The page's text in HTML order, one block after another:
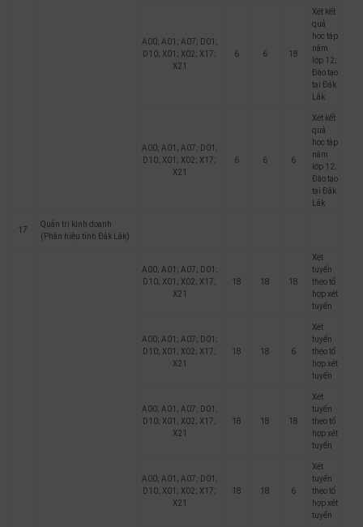
A00; A01; A07; D01;
D10; X01; X02; X17;
X21
6 6 18
Xét kết
quả
học tập
năm
lớp 12;
Đào tạo
tại Đắk
Lắk
A00; A01; A07; D01;
D10; X01; X02; X17;
X21
6 6 6
Xét kết
quả
học tập
năm
lớp 12;
Đào tạo
tại Đắk
Lắk
17
Quản trị kinh doanh
(Phân hiệu tỉnh Đắk Lắk)
A00; A01; A07; D01;
D10; X01; X02; X17;
X21
18 18 18
Xét
tuyển
theo tổ
hợp xét
tuyển
A00; A01; A07; D01;
D10; X01; X02; X17;
X21
18 18 6
Xét
tuyển
theo tổ
hợp xét
tuyển
A00; A01; A07; D01;
D10; X01; X02; X17;
X21
18 18 18
Xét
tuyển
theo tổ
hợp xét
tuyển
A00; A01; A07; D01;
D10; X01; X02; X17;
X21
18 18 6
Xét
tuyển
theo tổ
hợp xét
tuyển